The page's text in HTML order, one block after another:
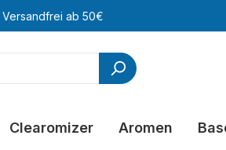
Versandfrei ab 50€
Clearomizer Aromen